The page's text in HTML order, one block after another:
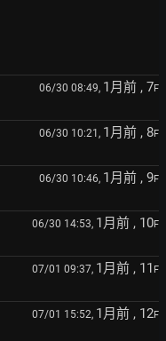
06/30 08:49, 1月前 , 7F
06/30 10:21, 1月前 , 8F
06/30 10:46, 1月前 , 9F
06/30 14:53, 1月前 , 10F
07/01 09:37, 1月前 , 11 F
07/01 15:52, 1月前 , 12F